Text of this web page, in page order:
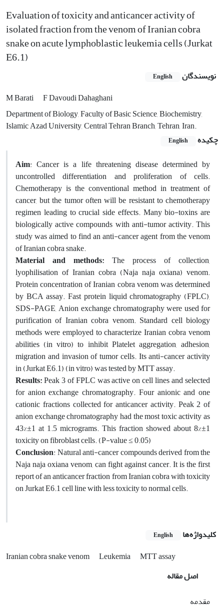
Evaluation of toxicity and anticancer activity of
isolated fraction from the venom of Iranian cobra
snake on acute lymphoblastic leukemia cells (Jurkat
E6.1)
نویسندگان English
M Barati
F Davoudi Dahaghani
Department of Biology, Faculty of Basic Science, Biochemistry,
Islamic Azad University, Central Tehran Branch, Tehran, Iran.
چکیده
English
Aim: Cancer is a life threatening disease determined by
uncontrolled differentiation and proliferation of cells.
Chemotherapy is the conventional method in treatment of
cancer, but the tumor often will be resistant to chemotherapy
regimen leading to crucial side effects. Many bio-toxins are
biologically active compounds with anti-tumor activity. This
study was aimed to find an anti-cancer agent from the venom
of Iranian cobra snake.
Material and methods: The process of collection,
lyophilisation of Iranian cobra (Naja naja oxiana) venom.
Protein concentration of Iranian cobra venom was determined
by BCA assay. Fast protein liquid chromatography (FPLC),
SDS-PAGE, Anion exchange chromatography were used for
purification of Iranian cobra venom. Standard cell biology
methods were employed to characterize Iranian cobra venom
abilities (in vitro) to inhibit Platelet aggregation, adhesion,
migration and invasion of tumor cells. Its anti-cancer activity
in (Jurkat E6.1) (in vitro) was tested by MTT assay.
Results:Peak 3 of FPLC was active on cell lines and selected
for anion exchange chromatography. Four anionic and one
cationic fractions collected for anticancer activity. Peak 2 of
anion exchange chromatography had the most toxic activity as
43%±1 at 1.5 micrograms. This fraction showed about 8%±1
toxicity on fibroblast cells. (P-value ≤ 0.05)
Conclusion: Natural anti-cancer compounds derived from the
Naja naja oxiana venom, can fight against cancer. It is the first
report of an anticancer fraction from Iranian cobra with toxicity
on Jurkat E6.1 cell line with less toxicity to normal cells.
کلیدواژه‌ها English
Iranian cobra snake venom Leukemia
MTT assay
اصل مقاله
مقدمه